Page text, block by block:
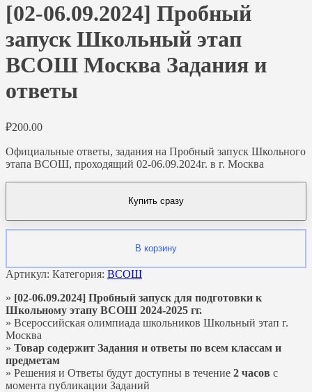
[02-06.09.2024] Пробный
запуск Школьный этап
ВСОШ Москва Задания и
ответы
₽200.00
Официальные ответы, задания на Пробный запуск Школьного
этапа ВСОШ, проходящий 02-06.09.2024г. в г. Москва
Купить сразу
В корзину
Артикул: Категория: ВСОШ
» [02-06.09.2024] Пробный запуск для подготовки к
Школьному этапу ВСОШ 2024-2025 гг.
» Всероссийская олимпиада школьников Школьный этап г.
Москва
» Товар содержит Задания и ответы по всем классам и
предметам
» Решения и Ответы будут доступны в течение 2 часов с
момента публикации Заданий